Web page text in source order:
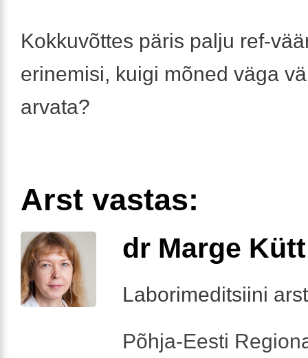
Kokkuvõttes päris palju ref-
erinemisi, kuigi mõned väga
arvata?
Arst vastas:
dr Marge Kütt
Laborimeditsiini arst
Põhja-Eesti